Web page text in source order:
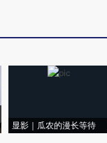
显影｜瓜农的漫长等待